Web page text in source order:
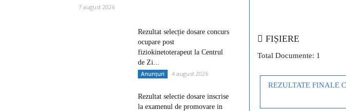
FIȘIERE
Total Documente: 1
REZULTATE FINALE
7 august 2026
Rezultat selecție dosare concurs
ocupare post
fiziokinetoterapeut la Centrul
de Zi...
Anunțuri 4 august 2026
Rezultat selectie dosare inscrise
la examenul de promovare in